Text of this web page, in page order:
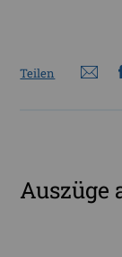
Teilen
Auszüge